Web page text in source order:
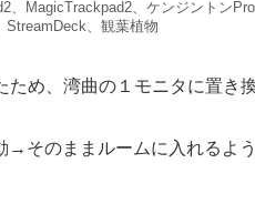
MagicTrackpad2、ケンジントン
StreamDeck、観葉植物
め、湾曲の１モニタに置き
そのままルームに入れるよう